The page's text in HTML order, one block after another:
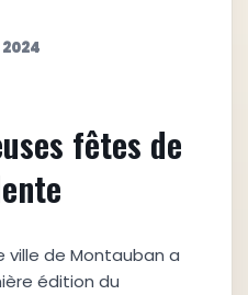
fêtes de
ville de Montauban a
édition du